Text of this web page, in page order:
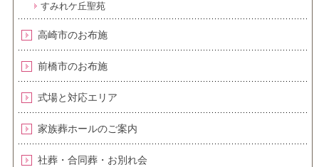
すみれケ丘聖苑
高崎市のお布施
前橋市のお布施
式場と対応エリア
家族葬ホールのご案内
社葬・合同葬・お別れ会